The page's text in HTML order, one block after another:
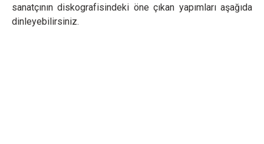
sanatçının diskografisindeki öne çıkan yapımları aşağıda
dinleyebilirsiniz.